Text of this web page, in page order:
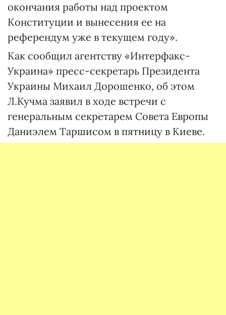
окончания работы над проектом
Конституции и вынесения ее на
референдум уже в текущем году».
Как сообщил агентству «Интерфакс-
Украина» пресс-секретарь Президента
Украины Михаил Дорошенко, об этом
Л.Кучма заявил в ходе встречи с
генеральным секретарем Совета Европы
Даниэлем Таршисом в пятницу в Киеве.